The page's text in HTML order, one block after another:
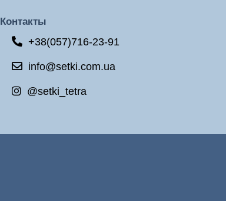
Контакты
+38(057)716-23-91
info@setki.com.ua
@setki_tetra